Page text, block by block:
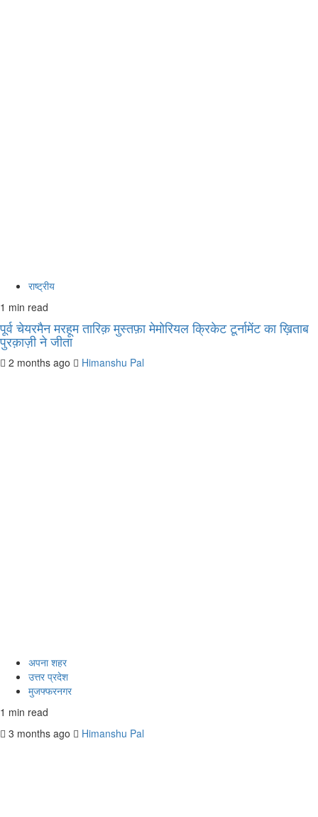
राष्ट्रीय
1 min read
पूर्व चेयरमैन मरहूम तारिक़ मुस्तफ़ा मेमोरियल क्रिकेट टूर्नामेंट का ख़िताब
पुरक़ाज़ी ने जीता
2 months ago Himanshu Pal
अपना शहर
उत्तर प्रदेश
मुजफ्फरनगर
1 min read
3 months ago
Himanshu Pal